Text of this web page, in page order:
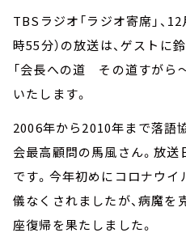
TBSラジオ「ラジオ寄席」
時55分）の放送は、ゲストに
「会長への道 その道すがら
いたします。
2006年から2010年まで落語
会最高顧問の馬風さん。放
です。今年初めにコロナウイ
儀なくされましたが、病魔を
座復帰を果たしました。